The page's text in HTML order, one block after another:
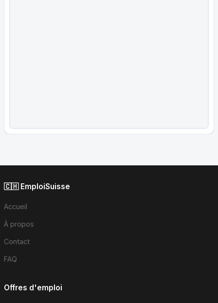
🇨🇭 EmploiSuisse
Accueil
À propos
Contact
FAQ
Offres d'emploi